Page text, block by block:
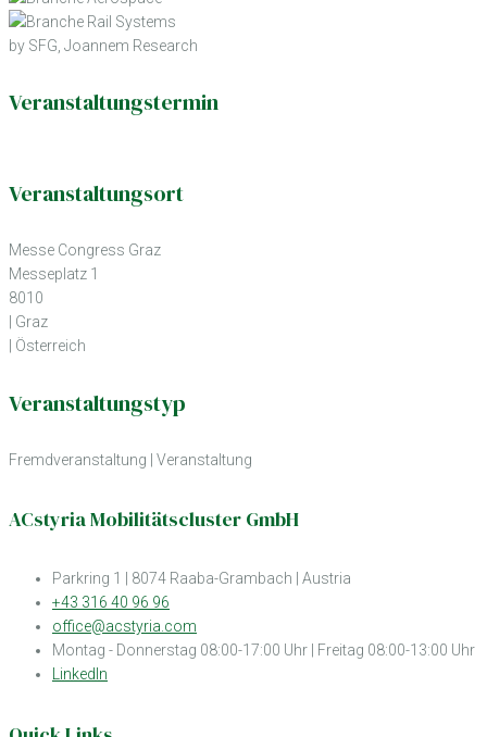
by SFG, Joannem Research
Veranstaltungstermin
Veranstaltungsort
Messe Congress Graz
Messeplatz 1
8010
| Graz
| Österreich
Veranstaltungstyp
Fremdveranstaltung Veranstaltung
ACstyria Mobilitätscluster GmbH
Parkring 1 | 8074 Raaba-Grambach | Austria
+43 316 40 96 96
office@acstyria.com
Montag - Donnerstag 08:00-17:00 Uhr | Freitag 08:00-13:00 Uhr
LinkedIn